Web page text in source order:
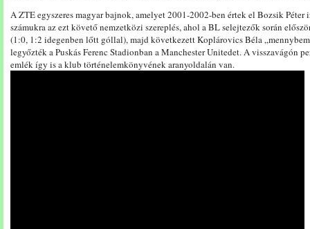
A ZTE egyszeres magyar bajnok, amelyet 2001-2002-ben értek el Bozsik Péter
számukra az ezt követő nemzetközi szereplés, ahol a BL selejtezők során
(1:0, 1:2 idegenben lőtt góllal), majd következett Koplárovics Béla
legyőzték a Puskás Ferenc Stadionban a Manchester Unitedet. A visszavágón
emlék így is a klub történelemkönyvének aranyoldalán van.